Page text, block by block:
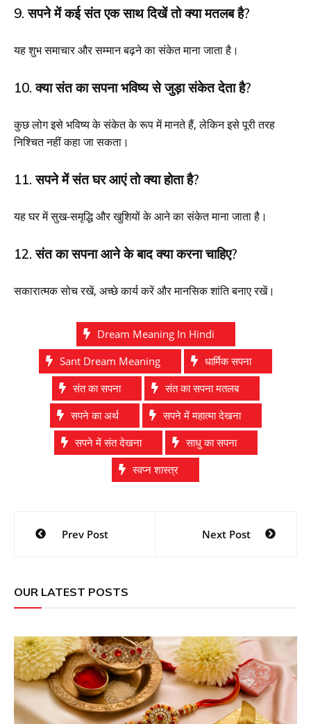
9. सपने में कई संत एक साथ दिखें तो क्या मतलब है?
यह शुभ समाचार और सम्मान बढ़ने का संकेत माना जाता है।
10. क्या संत का सपना भविष्य से जुड़ा संकेत देता है?
कुछ लोग इसे भविष्य के संकेत के रूप में मानते हैं, लेकिन इसे पूरी तरह
निश्चित नहीं कहा जा सकता।
11. सपने में संत घर आएं तो क्या होता है?
यह घर में सुख-समृद्धि और खुशियों के आने का संकेत माना जाता है।
12. संत का सपना आने के बाद क्या करना चाहिए?
सकारात्मक सोच रखें, अच्छे कार्य करें और मानसिक शांति बनाए रखें।
Dream Meaning In Hindi
Sant Dream Meaning
धार्मिक सपना
संत का सपना
संत का सपना मतलब
सपने का अर्थ
सपने में महात्मा देखना
सपने में संत देखना
साधु का सपना
स्वप्न शास्त्र
Post
navigation
Prev Post Next Post
OUR LATEST POSTS